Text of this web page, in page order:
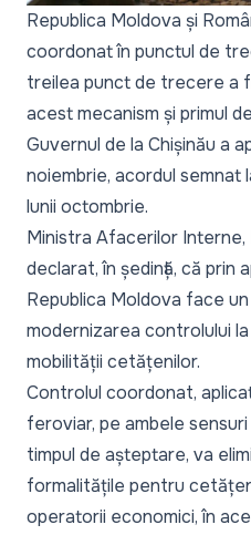
Republica Moldova și
coordonat în punctul de
treilea punct de trecere a
acest mecanism și primul
Guvernul de la Chișinău a
noiembrie, acordul semnat
lunii octombrie.
Ministra Afacerilor Interne,
declarat, în ședință, că prin
Republica Moldova face
modernizarea controlului
mobilității cetățenilor.
Controlul coordonat,
feroviar, pe ambele
timpul de așteptare, va
formalitățile pentru
operatorii economici, în